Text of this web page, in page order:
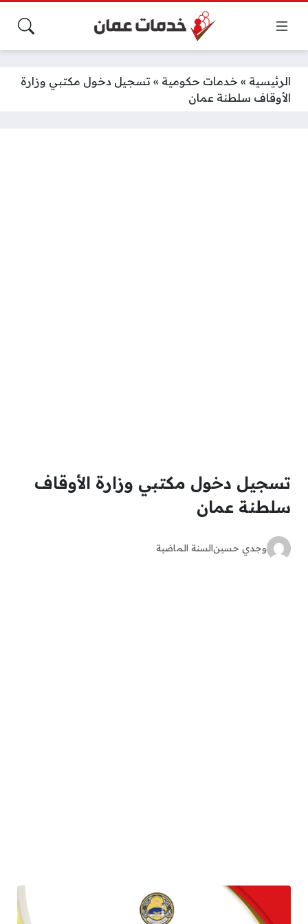
الرئيسية » خدمات حكومية » تسجيل دخول مكتبي وزارة
الأوقاف سلطنة عمان
تسجيل دخول مكتبي وزارة الأوقاف
سلطنة عمان
وجدي حسينالسنة الماضية